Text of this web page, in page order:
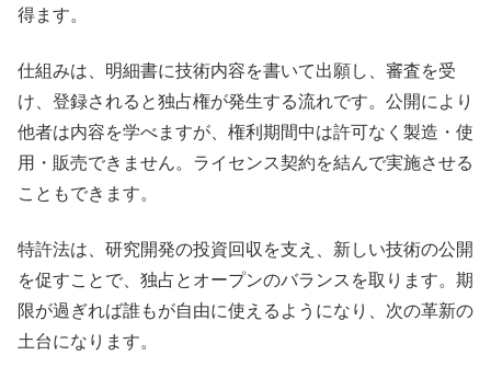
得ます。
仕組みは、明細書に技術内容を書いて出願し、審査を受
け、登録されると独占権が発生する流れです。公開により
他者は内容を学べますが、権利期間中は許可なく製造・使
用・販売できません。ライセンス契約を結んで実施させる
こともできます。
特許法は、研究開発の投資回収を支え、新しい技術の公開
を促すことで、独占とオープンのバランスを取ります。期
限が過ぎれば誰もが自由に使えるようになり、次の革新の
土台になります。